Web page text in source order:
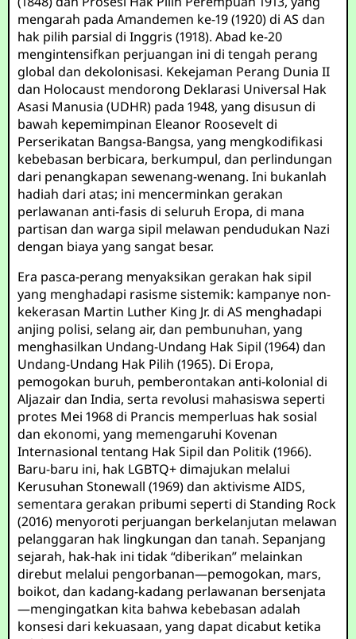
mengarah pada Amandemen ke-19 (1920) di AS dan
hak pilih parsial di Inggris (1918). Abad ke-20
mengintensifkan perjuangan ini di tengah perang
global dan dekolonisasi. Kekejaman Perang Dunia II
dan Holocaust mendorong Deklarasi Universal Hak
Asasi Manusia (UDHR) pada 1948, yang disusun di
bawah kepemimpinan Eleanor Roosevelt di
Perserikatan Bangsa-Bangsa, yang mengkodifikasi
kebebasan berbicara, berkumpul, dan perlindungan
dari penangkapan sewenang-wenang. Ini bukanlah
hadiah dari atas; ini mencerminkan gerakan
perlawanan anti-fasis di seluruh Eropa, di mana
partisan dan warga sipil melawan pendudukan Nazi
dengan biaya yang sangat besar.
Era pasca-perang menyaksikan gerakan hak sipil
yang menghadapi rasisme sistemik: kampanye non-
kekerasan Martin Luther King Jr. di AS menghadapi
anjing polisi, selang air, dan pembunuhan, yang
menghasilkan Undang-Undang Hak Sipil (1964) dan
Undang-Undang Hak Pilih (1965). Di Eropa,
pemogokan buruh, pemberontakan anti-kolonial di
Aljazair dan India, serta revolusi mahasiswa seperti
protes Mei 1968 di Prancis memperluas hak sosial
dan ekonomi, yang memengaruhi Kovenan
Internasional tentang Hak Sipil dan Politik (1966).
Baru-baru ini, hak LGBTQ+ dimajukan melalui
Kerusuhan Stonewall (1969) dan aktivisme AIDS,
sementara gerakan pribumi seperti di Standing Rock
(2016) menyoroti perjuangan berkelanjutan melawan
pelanggaran hak lingkungan dan tanah. Sepanjang
sejarah, hak-hak ini tidak “diberikan” melainkan
direbut melalui pengorbanan—pemogokan, mars,
boikot, dan kadang-kadang perlawanan bersenjata
—mengingatkan kita bahwa kebebasan adalah
konsesi dari kekuasaan, yang dapat dicabut ketika